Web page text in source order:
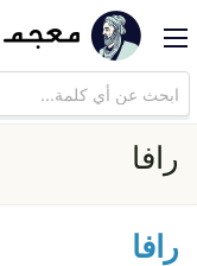
رافا
رافا